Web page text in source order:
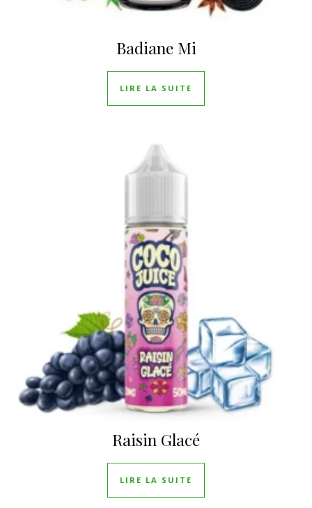
Badiane Mi
LIRE LA SUITE
Raisin Glacé
LIRE LA SUITE